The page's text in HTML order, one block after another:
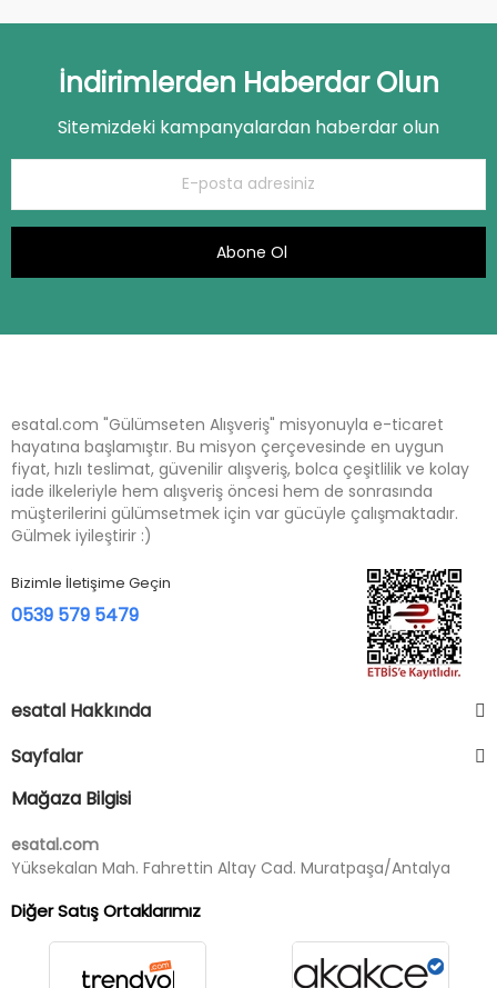
İndirimlerden Haberdar Olun
Sitemizdeki kampanyalardan haberdar olun
Abone Ol
esatal.com "Gülümseten Alışveriş" misyonuyla e-ticaret
hayatına başlamıştır. Bu misyon çerçevesinde en uygun
fiyat, hızlı teslimat, güvenilir alışveriş, bolca çeşitlilik ve kolay
iade ilkeleriyle hem alışveriş öncesi hem de sonrasında
müşterilerini gülümsetmek için var gücüyle çalışmaktadır.
Gülmek iyileştirir :)
Bizimle İletişime Geçin
0539 579 5479
esatal Hakkında
Sayfalar
Mağaza Bilgisi
esatal.com
Yüksekalan Mah. Fahrettin Altay Cad. Muratpaşa/Antalya
Diğer Satış Ortaklarımız